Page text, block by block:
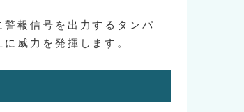
報信号を出力するタンパ
威力を発揮します。